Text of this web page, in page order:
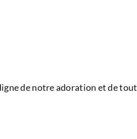
de notre adoration et de